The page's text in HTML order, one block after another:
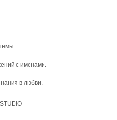
с именами.
в любви.